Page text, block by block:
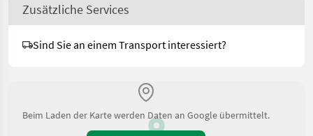
Zusätzliche Services
Sind Sie an einem Transport interessiert?
Beim Laden der Karte werden Daten an Google übermittelt.